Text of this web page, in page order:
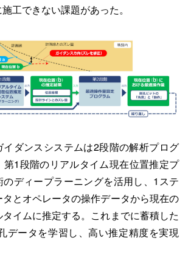
工できない課題があった。
ダンスシステムは2段階の解析プログ
第1段階のリアルタイム現在位置推定プ
のディープラーニングを活用し、1ステ
とオペレータの操作データから現在の
イムに推定する。これまでに蓄積した
データを学習し、高い推定精度を実現